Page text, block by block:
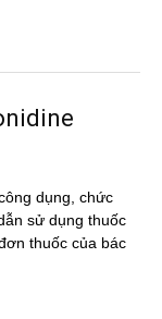
dụng, chức
sử dụng thuốc
thuốc của bác